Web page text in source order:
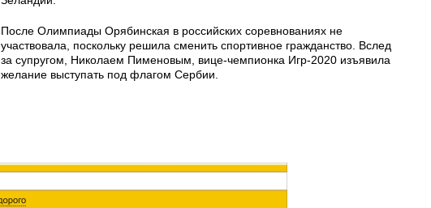
После Олимпиады Орябинская в российских соревнованиях не
участвовала, поскольку решила сменить спортивное гражданство. Вслед
за супругом, Николаем Пименовым, вице-чемпионка Игр-2020 изъявила
желание выступать под флагом Сербии.